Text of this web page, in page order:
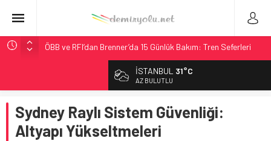
ÖBB ve RFI’dan Brenner’da 15 Günlük Bakım: Tren Seferleri
NS, Temmuz 2026’dan İtibaren Koltukta Bagaja Kalıcı
Madrid Atocha’da 56 Milyon Euro’luk Yenileme: Sol Tüneli
%33 Kapasite Artışı
Çekya ETCS’de Erken Teslim Ama Ulusal Hedef 730 km’ye
İSTANBUL 31°C
AZ BULUTLU
Sydney Raylı Sistem Güvenliği:
Altyapı Yükseltmeleri